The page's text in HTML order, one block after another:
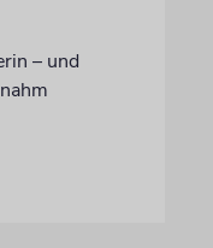
– und